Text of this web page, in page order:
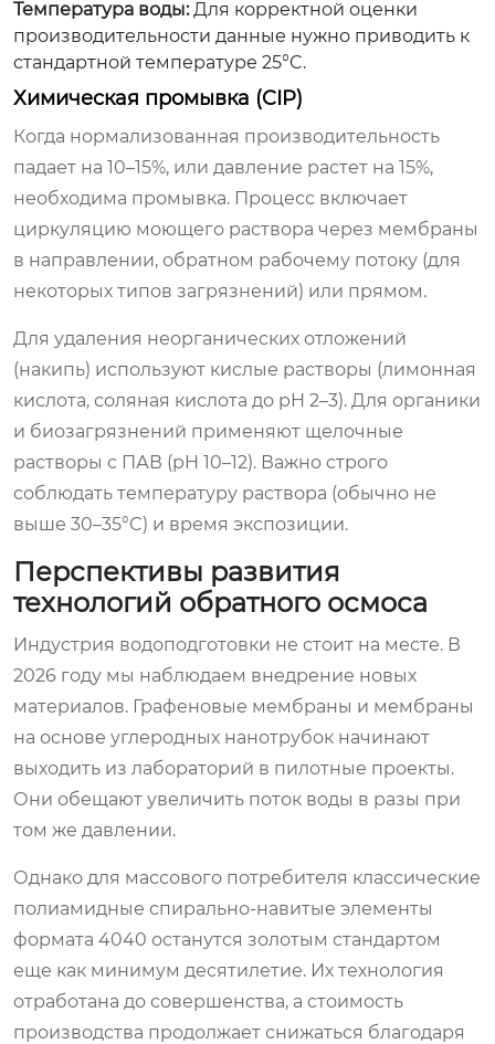
Температура воды:Для корректной оценки
производительности данные нужно приводить к
стандартной температуре 25°C.
Химическая промывка (CIP)
Когда нормализованная производительность
падает на 10–15%, или давление растет на 15%,
необходима промывка. Процесс включает
циркуляцию моющего раствора через мембраны
в направлении, обратном рабочему потоку (для
некоторых типов загрязнений) или прямом.
Для удаления неорганических отложений
(накипь) используют кислые растворы (лимонная
кислота, соляная кислота до pH 2–3). Для органики
и биозагрязнений применяют щелочные
растворы с ПАВ (pH 10–12). Важно строго
соблюдать температуру раствора (обычно не
выше 30–35°C) и время экспозиции.
Перспективы развития
технологий обратного осмоса
Индустрия водоподготовки не стоит на месте. В
2026 году мы наблюдаем внедрение новых
материалов. Графеновые мембраны и мембраны
на основе углеродных нанотрубок начинают
выходить из лабораторий в пилотные проекты.
Они обещают увеличить поток воды в разы при
том же давлении.
Однако для массового потребителя классические
полиамидные спирально-навитые элементы
формата 4040 останутся золотым стандартом
еще как минимум десятилетие. Их технология
отработана до совершенства, а стоимость
производства продолжает снижаться благодаря